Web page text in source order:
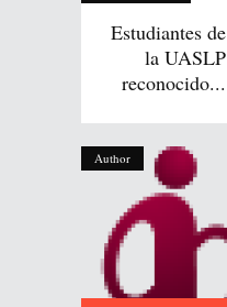
Estudiantes de
la UASLP
reconocido...
Author